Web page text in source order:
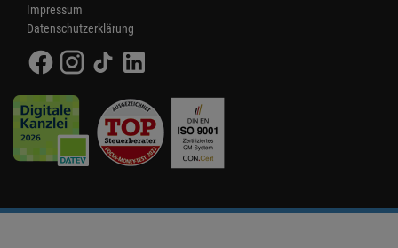
Impressum
Datenschutzerklärung